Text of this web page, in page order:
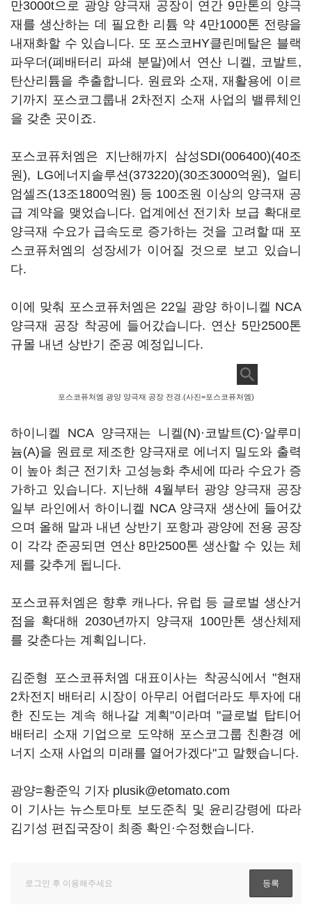
만3000t으로 광양 양극재 공장이 연간 9만톤의 양극
재를 생산하는 데 필요한 리튬 약 4만1000톤 전량을
내재화할 수 있습니다. 또 포스코HY클린메탈은 블랙
파우더(폐배터리 파쇄 분말)에서 연산 니켈, 코발트,
탄산리튬을 추출합니다. 원료와 소재, 재활용에 이르
기까지 포스코그룹내 2차전지 소재 사업의 밸류체인
을 갖춘 곳이죠.
포스코퓨처엠은 지난해까지 삼성SDI(006400)(40조
원), LG에너지솔루션(373220)(30조3000억원), 얼티
엄셀즈(13조1800억원) 등 100조원 이상의 양극재 공
급 계약을 맺었습니다. 업계에선 전기차 보급 확대로
양극재 수요가 급속도로 증가하는 것을 고려할 때 포
스코퓨처엠의 성장세가 이어질 것으로 보고 있습니
다.
이에 맞춰 포스코퓨처엠은 22일 광양 하이니켈 NCA
양극재 공장 착공에 들어갔습니다. 연산 5만2500톤
규몰 내년 상반기 준공 예정입니다.
포스코퓨처엠 광양 양극재 공장 전경.(사진=포스코퓨처엠)
하이니켈 NCA 양극재는 니켈(N)·코발트(C)·알루미
늄(A)을 원료로 제조한 양극재로 에너지 밀도와 출력
이 높아 최근 전기차 고성능화 추세에 따라 수요가 증
가하고 있습니다. 지난해 4월부터 광양 양극재 공장
일부 라인에서 하이니켈 NCA 양극재 생산에 들어갔
으며 올해 말과 내년 상반기 포항과 광양에 전용 공장
이 각각 준공되면 연산 8만2500톤 생산할 수 있는 체
제를 갖추게 됩니다.
포스코퓨처엠은 향후 캐나다, 유럽 등 글로벌 생산거
점을 확대해 2030년까지 양극재 100만톤 생산체제
를 갖춘다는 계획입니다.
김준형 포스코퓨처엠 대표이사는 착공식에서 "현재
2차전지 배터리 시장이 아무리 어렵더라도 투자에 대
한 진도는 계속 해나갈 계획"이라며 "글로벌 탑티어
배터리 소재 기업으로 도약해 포스코그룹 친환경 에
너지 소재 사업의 미래를 열어가겠다"고 말했습니다.
광양=황준익 기자 plusik@etomato.com
이 기사는 뉴스토마토 보도준칙 및 윤리강령에 따라
김기성 편집국장이 최종 확인·수정했습니다.